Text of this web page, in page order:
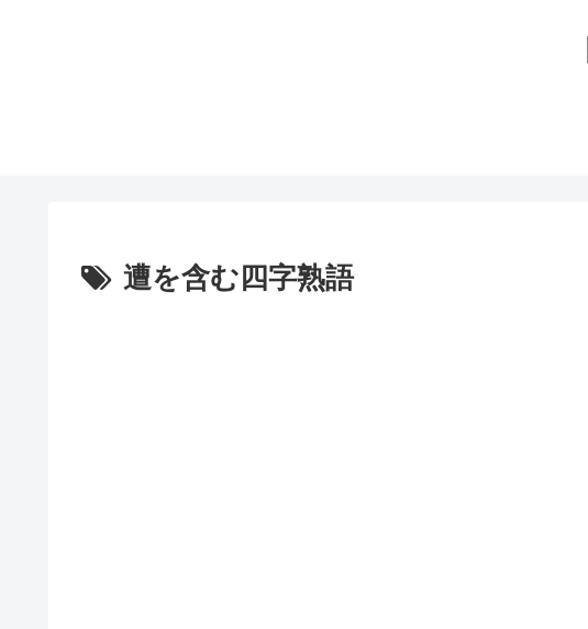
遭を含む四字熟語